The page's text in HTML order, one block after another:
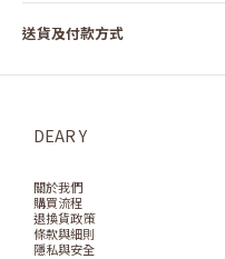
送貨及付款方式
DEAR Y
關於我們
購買流程
退換貨政策
條款與細則
隱私與安全